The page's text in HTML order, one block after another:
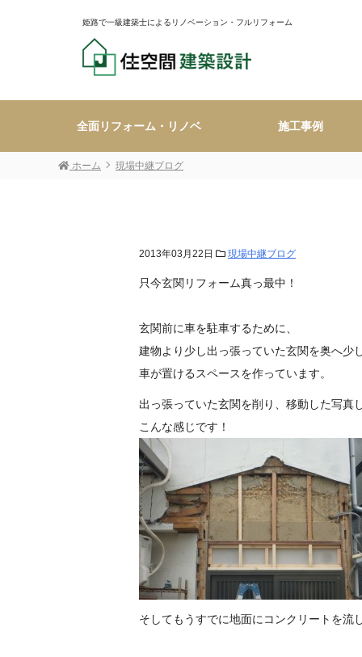
姫路で一級建築士によるリノベーション・フルリフォーム
全面リフォーム・リノベ 施工事例
ホーム 現場中継ブログ
2013年03月22日 現場中継ブログ
只今玄関リフォーム真っ最中！
玄関前に車を駐車するために、
建物より少し出っ張っていた玄関を奥へ少
車が置けるスペースを作っています。
出っ張っていた玄関を削り、移動した写真
こんな感じです！
そしてもうすでに地面にコンクリートを流